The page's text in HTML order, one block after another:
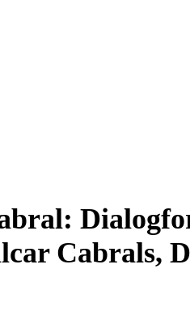
Cabrals,